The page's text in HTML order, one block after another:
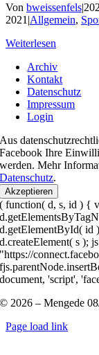
Von bweissenfels|
2021 |Allgemein,
Weiterlesen
Archiv
Kontakt
Datenschutz
Impressum
Login
Aus
Facebook Ihre
werden. Mehr
Datenschutz.
Akzeptieren
( function( d, s, id ) {
d.getElementById( id
d.createElement( s );
"https://
document, 'script',
© 2026 – Mengede
Page load link